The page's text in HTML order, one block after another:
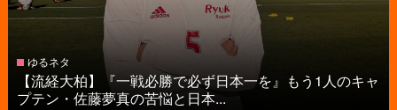
ゆるネタ
【流経大柏】『一戦必勝で必ず日本一を』もう1人のキャ
プテン・佐藤夢真の苦悩と日本...